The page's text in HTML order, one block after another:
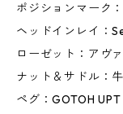
ポジションマーク
ヘッドインレイ：
ローゼット：アヴ
ナット＆サドル：
ペグ：GOTOH